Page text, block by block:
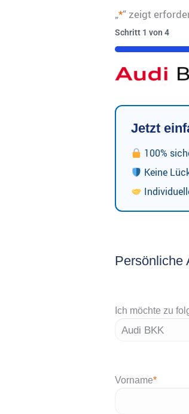
„*“ zeigt
Schritt 1 von 4
25%
Jetzt
100%
Keine
Persönliche
Ich möchte zu
Vorname*